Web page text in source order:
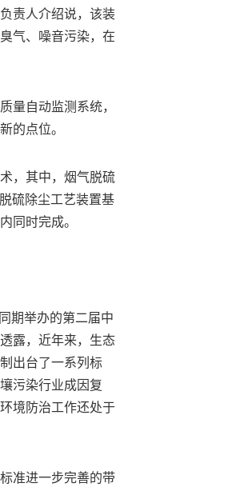
责人介绍说，该装
气、噪音污染，在
量自动监测系统，
的点位。
，其中，烟气脱硫
硫除尘工艺装置基
同时完成。
期举办的第二届中
露，近年来，生态
出台了一系列标
污染行业成因复
境防治工作还处于
准进一步完善的带